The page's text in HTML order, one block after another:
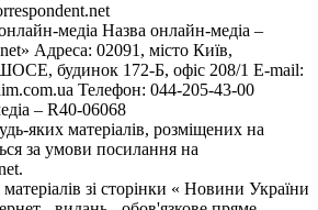
медіа Назва онлайн-медіа –
Адреса: 02091, місто Київ,
будинок 172-Б, офіс 208/1 E-mail:
Телефон: 044-205-43-00
– R40-06068
яких матеріалів, розміщених на
за умови посилання на
зі сторінки « Новини України